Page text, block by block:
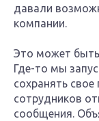
давали
компании.
Это может
Где-то мы
сохранять свое
сотрудников
сообщения.